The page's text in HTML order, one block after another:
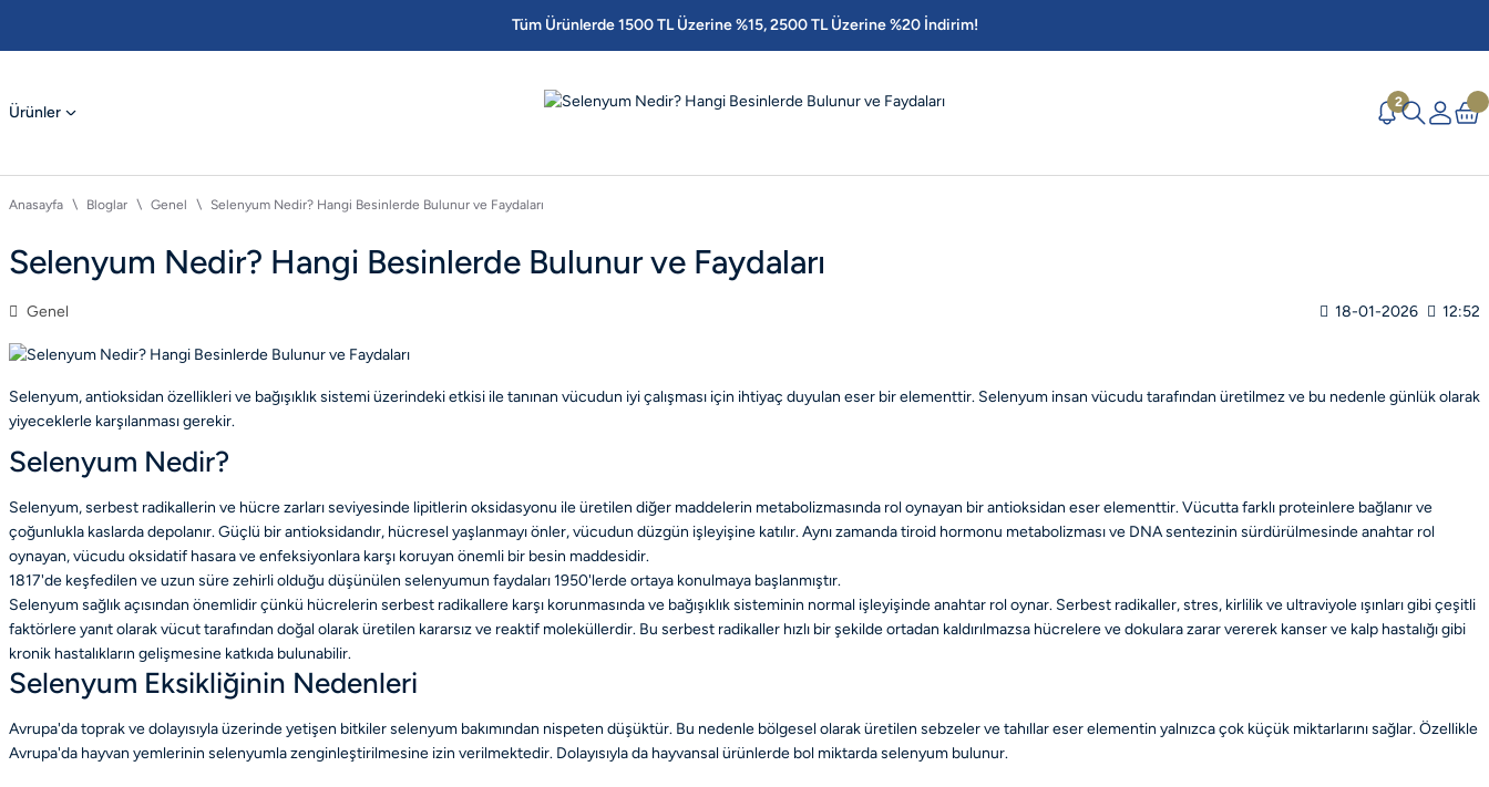
Tüm Ürünlerde 1500 TL Üzerine %15, 2500 TL Üzerine %20 İndirim!
Ürünler
2
Anasayfa Bloglar Genel Selenyum Nedir? Hangi Besinlerde Bulunur ve Faydaları
Selenyum Nedir? Hangi Besinlerde Bulunur ve Faydaları
Genel 18-01-2026 12:52
Selenyum, antioksidan özellikleri ve bağışıklık sistemi üzerindeki etkisi ile tanınan vücudun iyi çalışması için ihtiyaç duyulan eser bir elementtir. Selenyum insan vücudu tarafından üretilmez ve bu nedenle günlük olarak
yiyeceklerle karşılanması gerekir.
Selenyum Nedir?
Selenyum, serbest radikallerin ve hücre zarları seviyesinde lipitlerin oksidasyonu ile üretilen diğer maddelerin metabolizmasında rol oynayan bir antioksidan eser elementtir. Vücutta farklı proteinlere bağlanır ve
çoğunlukla kaslarda depolanır. Güçlü bir antioksidandır, hücresel yaşlanmayı önler, vücudun düzgün işleyişine katılır. Aynı zamanda tiroid hormonu metabolizması ve DNA sentezinin sürdürülmesinde anahtar rol
oynayan, vücudu oksidatif hasara ve enfeksiyonlara karşı koruyan önemli bir besin maddesidir.
1817'de keşfedilen ve uzun süre zehirli olduğu düşünülen selenyumun faydaları 1950'lerde ortaya konulmaya başlanmıştır.
Selenyum sağlık açısından önemlidir çünkü hücrelerin serbest radikallere karşı korunmasında ve bağışıklık sisteminin normal işleyişinde anahtar rol oynar. Serbest radikaller, stres, kirlilik ve ultraviyole ışınları gibi çeşitli
faktörlere yanıt olarak vücut tarafından doğal olarak üretilen kararsız ve reaktif moleküllerdir. Bu serbest radikaller hızlı bir şekilde ortadan kaldırılmazsa hücrelere ve dokulara zarar vererek kanser ve kalp hastalığı gibi
kronik hastalıkların gelişmesine katkıda bulunabilir.
Selenyum Eksikliğinin Nedenleri
Avrupa'da toprak ve dolayısıyla üzerinde yetişen bitkiler selenyum bakımından nispeten düşüktür. Bu nedenle bölgesel olarak üretilen sebzeler ve tahıllar eser elementin yalnızca çok küçük miktarlarını sağlar. Özellikle
Avrupa'da hayvan yemlerinin selenyumla zenginleştirilmesine izin verilmektedir. Dolayısıyla da hayvansal ürünlerde bol miktarda selenyum bulunur.